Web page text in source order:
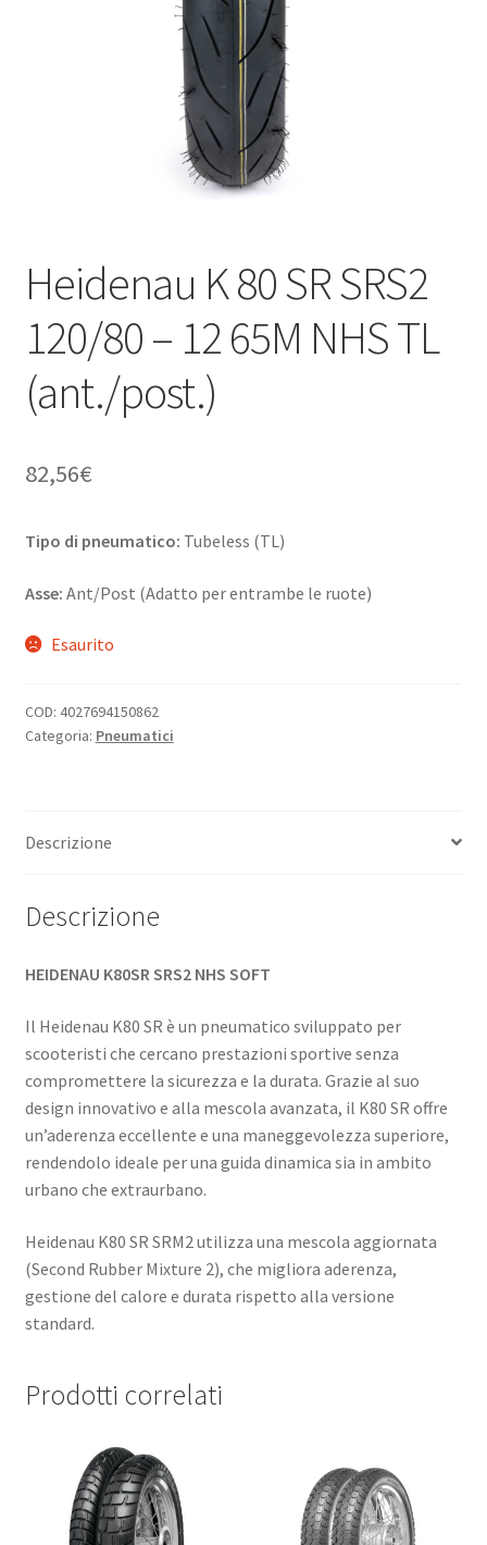
Heidenau K 80 SR SRS2
120/80 – 12 65M NHS TL
(ant./post.)
82,56€
Tipo di pneumatico: Tubeless (TL)
Asse: Ant/Post (Adatto per entrambe le ruote)
Esaurito
COD: 4027694150862
Categoria: Pneumatici
Descrizione
Descrizione
HEIDENAU K80SR SRS2 NHS SOFT
Il Heidenau K80 SR è un pneumatico sviluppato per
scooteristi che cercano prestazioni sportive senza
compromettere la sicurezza e la durata. Grazie al suo
design innovativo e alla mescola avanzata, il K80 SR offre
un’aderenza eccellente e una maneggevolezza superiore,
rendendolo ideale per una guida dinamica sia in ambito
urbano che extraurbano.​
Heidenau K80 SR SRM2 utilizza una mescola aggiornata
(Second Rubber Mixture 2), che migliora aderenza,
gestione del calore e durata rispetto alla versione
standard.
Prodotti correlati